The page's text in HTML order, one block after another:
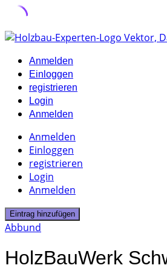
Skip
contentAnmelden
Einloggen
registrieren
Login
Anmelden
Anmelden
Einloggen
registrieren
Login
Anmelden
Eintrag hinzufügen
Abbund
HolzBauWerk